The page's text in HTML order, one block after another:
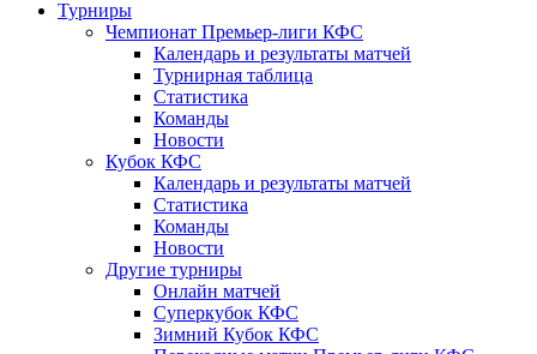
Турниры
Чемпионат Премьер-лиги КФС
Календарь и результаты матчей
Турнирная таблица
Статистика
Команды
Новости
Кубок КФС
Календарь и результаты матчей
Статистика
Команды
Новости
Другие турниры
Онлайн матчей
Суперкубок КФС
Зимний Кубок КФС